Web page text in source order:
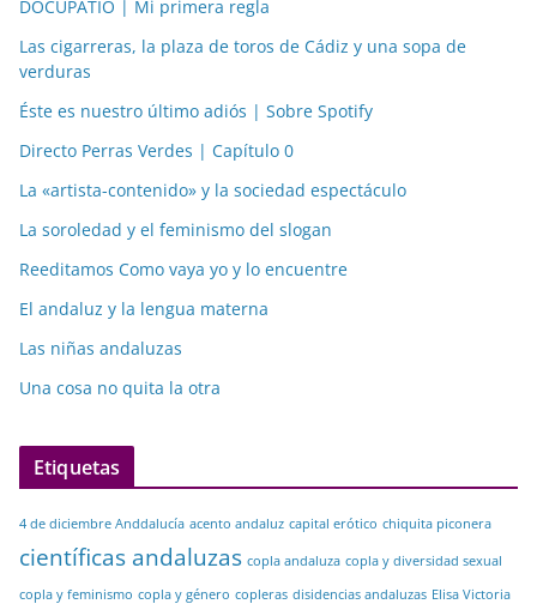
DOCUPATIO | Mi primera regla
Las cigarreras, la plaza de toros de Cádiz y una sopa de
verduras
Éste es nuestro último adiós | Sobre Spotify
Directo Perras Verdes | Capítulo 0
La «artista-contenido» y la sociedad espectáculo
La soroledad y el feminismo del slogan
Reeditamos Como vaya yo y lo encuentre
El andaluz y la lengua materna
Las niñas andaluzas
Una cosa no quita la otra
Etiquetas
4 de diciembre Anddalucía acento andaluz capital erótico chiquita piconera
científicas andaluzas copla andaluza copla y diversidad sexual
copla y feminismo copla y género copleras disidencias andaluzas Elisa Victoria